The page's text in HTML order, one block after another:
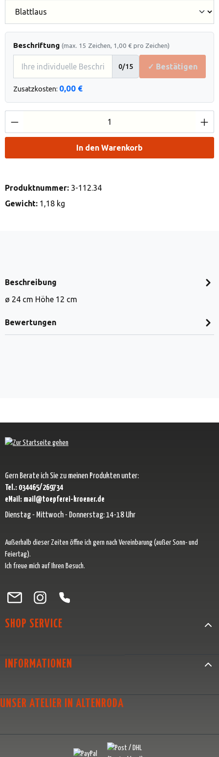
Beschriftung (max. 15 Zeichen, 1,00 € pro Zeichen)
0/15 ✓ Bestätigen
Zusatzkosten: 0,00 €
Produkt Anzahl: Gib den gewünschten
In den Warenkorb
Produktnummer: 3-112.34
Gewicht: 1,18 kg
Beschreibung
ø 24 cm Höhe 12 cm
Bewertungen
Gern Berate ich Sie zu meinen Produkten unter:
Tel.: 034465/269734
eMail: mail@toepferei-kroener.de
Dienstag - Mittwoch - Donnerstag: 14-18 Uhr
Außerhalb dieser Zeiten öffne ich gern nach Vereinbarung (außer Sonn- und
Feiertag).
Ich freue mich auf Ihren Besuch.
Besuche uns auf Facebook – öffnet in neuem Tab (externer Link)
Schau auf Instagram vorbei – öffnet in neuem Tab (externer Link)
Lass dich auf Pinterest inspirieren – öffnet in neuem Tab
Folge uns auf X – öffnet in neuem Tab (externer Link)
SHOP SERVICE
INFORMATIONEN
UNSER ATELIER IN ALTENRODA